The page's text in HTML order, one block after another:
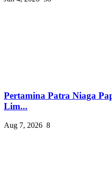
Pertamina Patra Niaga
Lim...
Aug 7, 2026 8